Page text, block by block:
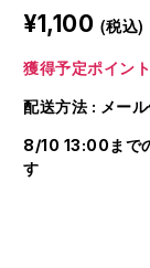
¥1,100 (税込)
獲得予定ポイン
配送方法 : メー
8/10 13:00まで
す